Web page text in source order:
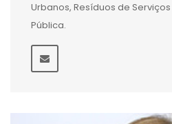
Urbanos, Resíduos de
Pública.